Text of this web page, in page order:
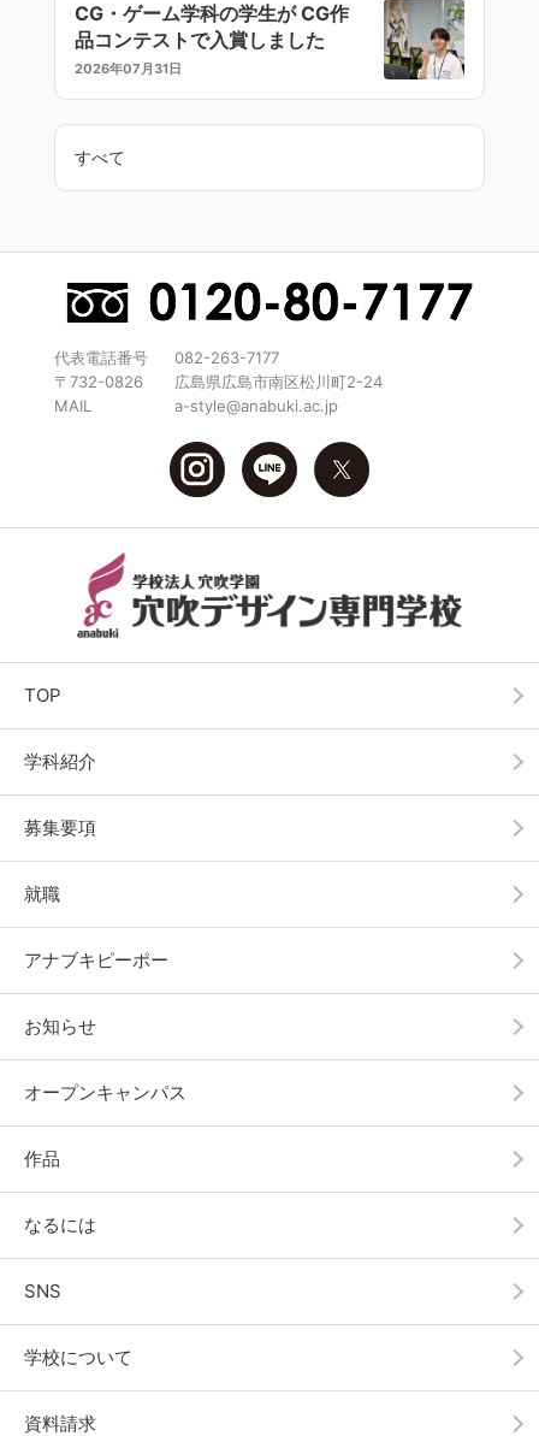
CG・ゲーム学科の学生が CG作
品コンテストで入賞しました
2026年07月31日
すべて
代表電話番号
082-263-7177
〒732-0826
広島県広島市南区松川町2-24
MAIL
a-style@anabuki.ac.jp
TOP
学科紹介
募集要項
就職
アナブキピーポー
お知らせ
オープンキャンパス
作品
なるには
SNS
学校について
資料請求